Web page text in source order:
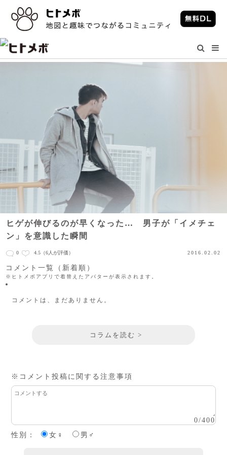
ヒゲが伸びるのが早くなった… 男子が「イメチェ
ン」を意識した瞬間
0 4.5 （6人が評価） 2016.02.02
コメント一覧（新着順）
※ヒトメボアプリで着替えたアバターが表示されます。
コメントは、まだありません。
コラムを読む >
※コメント投稿に関する注意事項
0/400
性別：
女♀ 男♂